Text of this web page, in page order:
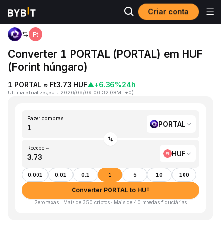
Criar conta
Página inicial
Converter 1 PORTAL (PORTAL) em HUF
(Forint húngaro)
1 PORTAL ≈ Ft3.73 HUF▲+6.36%24h
Última atualização ： 2026/08/09 06:32 (GMT+0)
Fazer compras
PORTAL
Recebe ~
HUF
0.001 0.01 0.1 1 5 10 100
Converter PORTAL to HUF
Zero taxas · Mais de 350 criptos · Mais de 40 moedas fiduciárias